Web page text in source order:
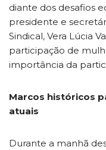
diante dos desafios
presidente e
Sindical, Vera Lúcia
participação de
importância da
Marcos históricos
atuais
Durante a manhã